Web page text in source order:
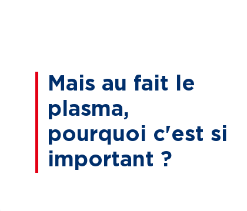
Mais au fait le
plasma,
pourquoi c'est si
important ?